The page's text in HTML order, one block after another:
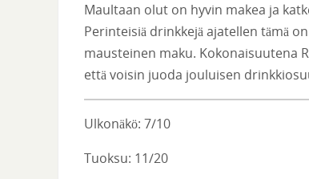
Maultaan olut on hyvin makea ja
Perinteisiä drinkkejä ajatellen tämä
mausteinen maku. Kokonaisuutena
että voisin juoda jouluisen
Ulkonäkö: 7/10
Tuoksu: 11/20